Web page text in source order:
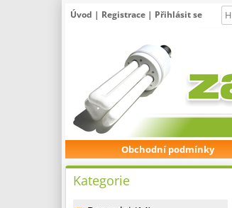
Úvod | Registrace | Přihlásit se
Obchodní podmínky
Kategorie